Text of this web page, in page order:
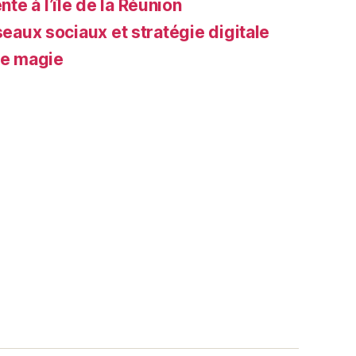
à l’île de la Réunion
sociaux et stratégie digitale
magie